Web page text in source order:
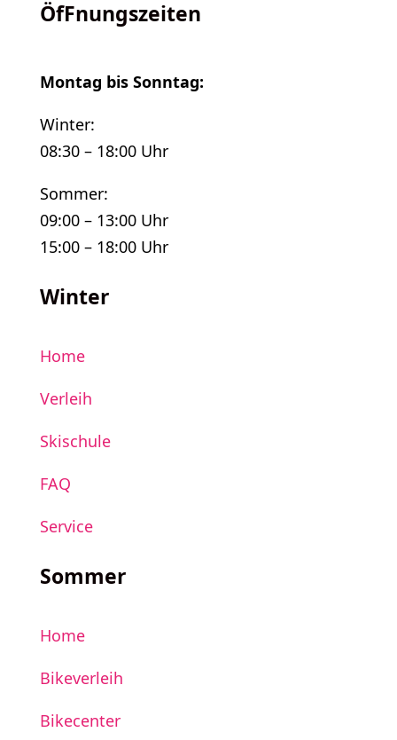
ÖfFnungszeiten
Montag bis Sonntag:
Winter:
08:30 – 18:00 Uhr
Sommer:
09:00 – 13:00 Uhr
15:00 – 18:00 Uhr
Winter
Home
Verleih
Skischule
FAQ
Service
Sommer
Home
Bikeverleih
Bikecenter